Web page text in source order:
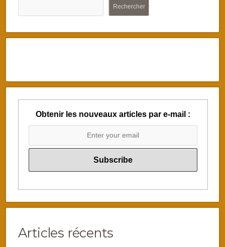
Rechercher
Obtenir les nouveaux articles par e-mail :
Articles récents